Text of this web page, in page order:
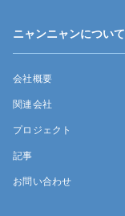
ニャンニャンについて
会社概要
関連会社
プロジェクト
記事
お問い合わせ